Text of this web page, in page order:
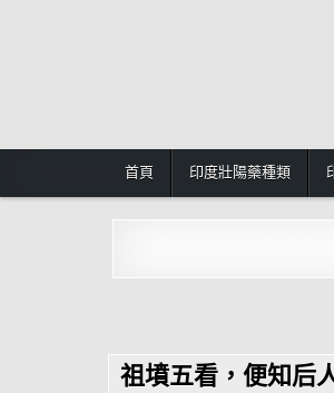
首頁 印度壯陽藥種類
祖墳五看，便知后